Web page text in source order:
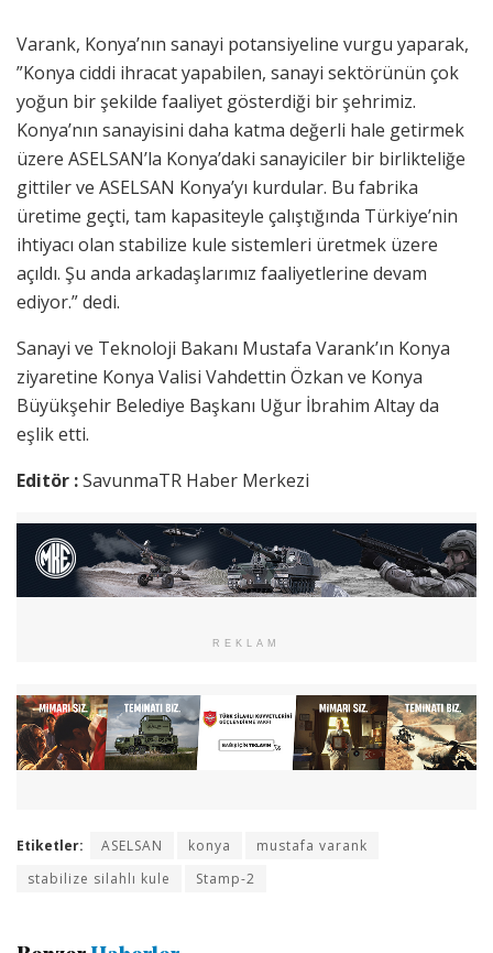
Varank, Konya’nın sanayi potansiyeline vurgu yaparak,
”Konya ciddi ihracat yapabilen, sanayi sektörünün çok
yoğun bir şekilde faaliyet gösterdiği bir şehrimiz.
Konya’nın sanayisini daha katma değerli hale getirmek
üzere ASELSAN’la Konya’daki sanayiciler bir birlikteliğe
gittiler ve ASELSAN Konya’yı kurdular. Bu fabrika
üretime geçti, tam kapasiteyle çalıştığında Türkiye’nin
ihtiyacı olan stabilize kule sistemleri üretmek üzere
açıldı. Şu anda arkadaşlarımız faaliyetlerine devam
ediyor.” dedi.
Sanayi ve Teknoloji Bakanı Mustafa Varank’ın Konya
ziyaretine Konya Valisi Vahdettin Özkan ve Konya
Büyükşehir Belediye Başkanı Uğur İbrahim Altay da
eşlik etti.
Editör :SavunmaTR Haber Merkezi
REKLAM
Etiketler: ASELSAN konya
mustafa varank
stabilize silahlı kule
Stamp-2